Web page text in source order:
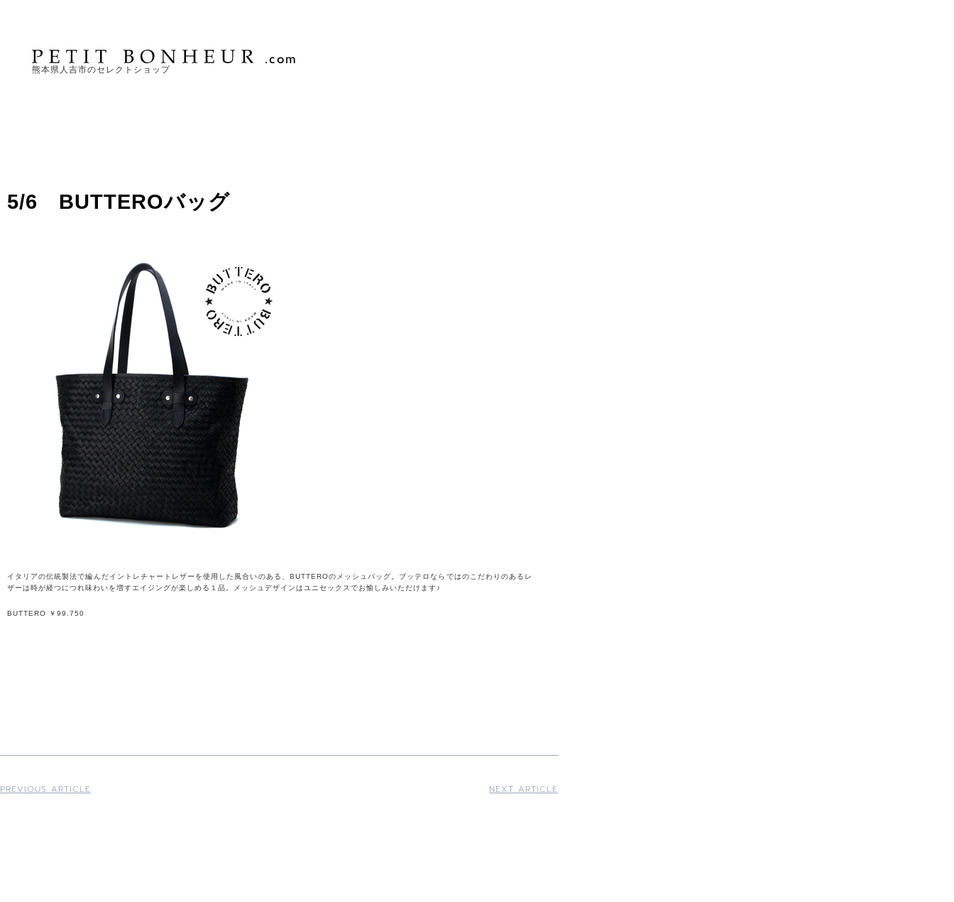
熊本県人吉市のセレクトショップ
5/6 BUTTEROバッグ
イタリアの伝統製法で編んだイントレチャートレザーを使用した風合いのある、BUTTEROのメッシュバッグ。ブッテロならではのこだわりのあるレ
ザーは時が経つにつれ味わいを増すエイジングが楽しめる１品。メッシュデザインはユニセックスでお愉しみいただけます♪
BUTTERO ￥99.750
PREVIOUS ARTICLE NEXT ARTICLE